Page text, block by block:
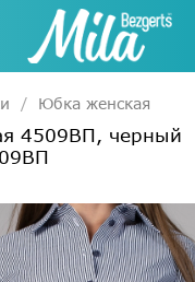
Юбка женская
4509ВП, черный